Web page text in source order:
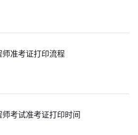
准考证打印流程
考试准考证打印时间